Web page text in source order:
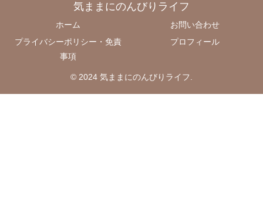
気ままにのんびりライフ
ホーム
お問い合わせ
プライバシーポリシー・免責
事項
プロフィール
© 2024 気ままにのんびりライフ.